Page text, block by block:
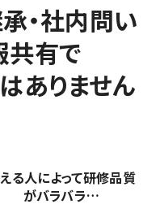
・社内問い
共有で
ありません
る人によって研修品質
がバラバラ…